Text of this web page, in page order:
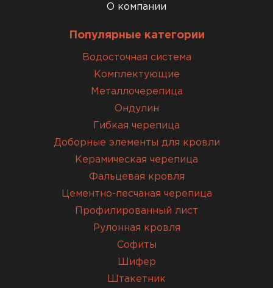
О компании
Популярные категории
Водосточная система
Комплектующие
Металлочерепица
Ондулин
Гибкая черепица
Доборные элементы для кровли
Керамическая черепица
Фальцевая кровля
Цементно-песчаная черепица
Профилированный лист
Рулонная кровля
Софиты
Шифер
Штакетник